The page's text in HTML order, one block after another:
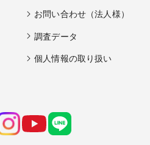
お問い合わせ（法人様）
調査データ
個人情報の取り扱い